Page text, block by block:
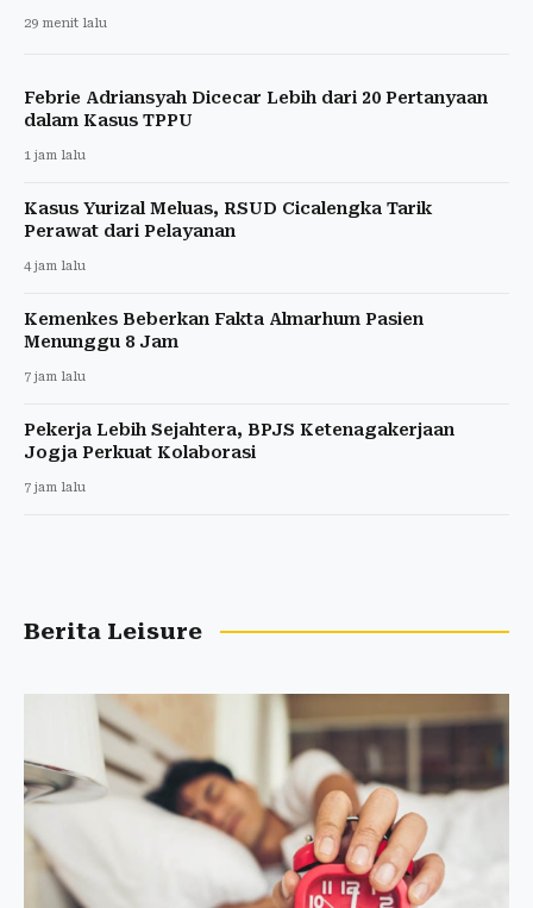
29 menit lalu
Febrie Adriansyah Dicecar Lebih dari 20 Pertanyaan
dalam Kasus TPPU
1 jam lalu
Kasus Yurizal Meluas, RSUD Cicalengka Tarik
Perawat dari Pelayanan
4 jam lalu
Kemenkes Beberkan Fakta Almarhum Pasien
Menunggu 8 Jam
7 jam lalu
Pekerja Lebih Sejahtera, BPJS Ketenagakerjaan
Jogja Perkuat Kolaborasi
7 jam lalu
Berita Leisure